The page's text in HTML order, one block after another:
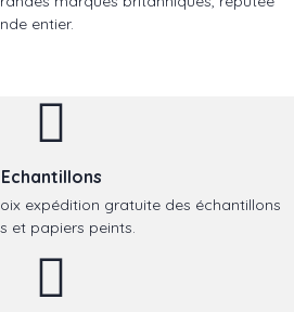
entier.
Echantillons
expédition gratuite des échantillons
et papiers peints.